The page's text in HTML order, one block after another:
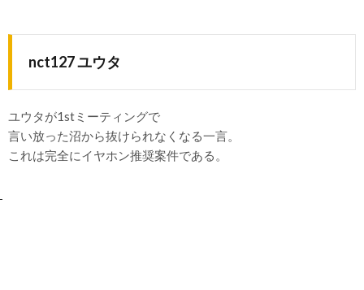
nct127 ユウタ
ユウタが1stミーティングで
言い放った沼から抜けられなくなる一言。
これは完全にイヤホン推奨案件である。